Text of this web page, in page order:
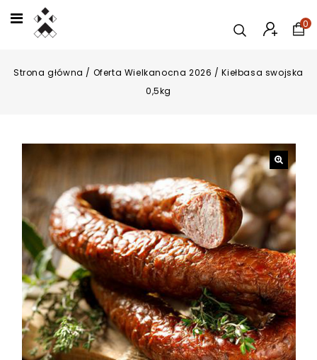
0
Strona główna / Oferta Wielkanocna 2026 /Kiełbasa swojska
0,5kg
🔍